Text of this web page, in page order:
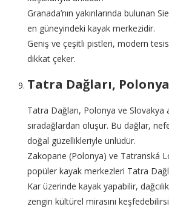
Granada’nın yakınlarında bulunan
en güneyindeki kayak merkezidir.
Geniş ve çeşitli pistleri, modern
dikkat çeker.
Tatra Dağları,
Tatra Dağları, Polonya ve Slovakya
sıradağlardan oluşur. Bu dağlar,
doğal güzellikleriyle ünlüdür.
Zakopane (Polonya) ve Tatranská
popüler kayak merkezleri Tatra
Kar üzerinde kayak yapabilir,
zengin kültürel mirasını